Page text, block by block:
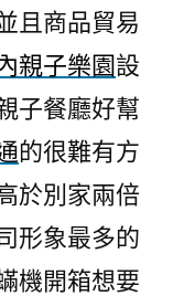
且商品貿易
親子樂園設
子餐廳好幫
的很難有方
於別家兩倍
形象最多的
機開箱想要